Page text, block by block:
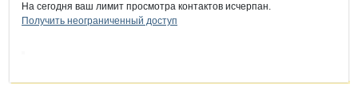
На сегодня ваш лимит просмотра контактов исчерпан.
Получить неограниченный доступ